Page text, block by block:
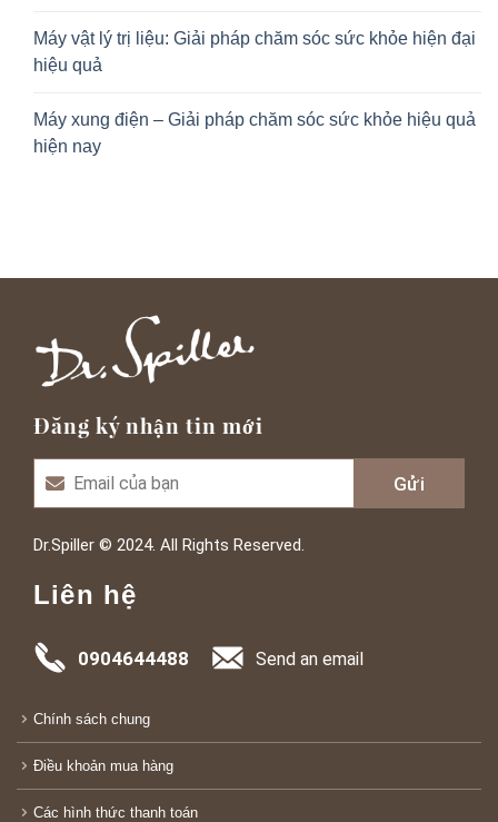
Máy vật lý trị liệu: Giải pháp chăm sóc sức khỏe hiện đại
hiệu quả
Máy xung điện – Giải pháp chăm sóc sức khỏe hiệu quả
hiện nay
Đăng ký nhận tin mới
Dr.Spiller © 2024. All Rights Reserved.
Liên hệ
0904644488 Send an email
Chính sách chung
Điều khoản mua hàng
Các hình thức thanh toán